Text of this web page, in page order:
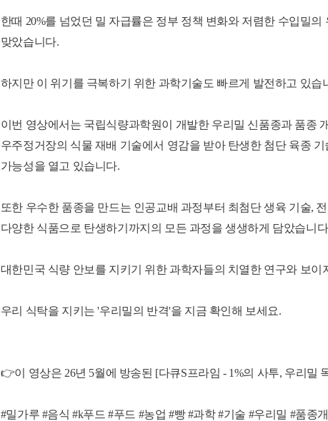
한때 20%를 넘었던 밀 자급률은 정부 정책 변화와 저렴한 수입밀
맞았습니다.
하지만 이 위기를 극복하기 위한 과학기술도 빠르게 발전하고 있습
이번 영상에서는 국립식량과학원이 개발한 우리밀 신품종과 품종
우주정거장의 식물 재배 기술에서 영감을 받아 탄생한 첨단 육종
가능성을 열고 있습니다.
또한 우수한 품종을 만드는 인공교배 과정부터 최첨단 생육 기술,
다양한 식품으로 탄생하기까지의 모든 과정을 생생하게 담았습니
대한민국 식량 안보를 지키기 위한 과학자들의 치열한 연구와 보이
우리 식탁을 지키는 '우리밀의 반격'을 지금 확인해 보세요.
👉이 영상은 26년 5월에 방송된 [다큐S프라임 - 1%의 사투, 우리밀
#밀가루 #음식 #k푸드 #푸드 #농업 #빵 #과학 #기술 #우리밀 #품